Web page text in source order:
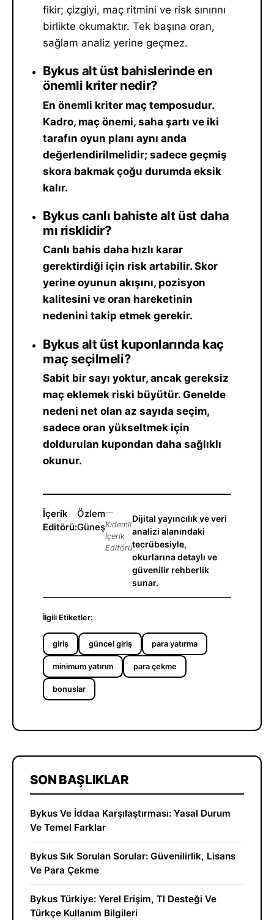
fikir; çizgiyi, maç ritmini ve risk sınırını
birlikte okumaktır. Tek başına oran,
sağlam analiz yerine geçmez.
Bykus alt üst bahislerinde en
önemli kriter nedir?
En önemli kriter maç temposudur.
Kadro, maç önemi, saha şartı ve iki
tarafın oyun planı aynı anda
değerlendirilmelidir; sadece geçmiş
skora bakmak çoğu durumda eksik
kalır.
Bykus canlı bahiste alt üst daha
mı risklidir?
Canlı bahis daha hızlı karar
gerektirdiği için risk artabilir. Skor
yerine oyunun akışını, pozisyon
kalitesini ve oran hareketinin
nedenini takip etmek gerekir.
Bykus alt üst kuponlarında kaç
maç seçilmeli?
Sabit bir sayı yoktur, ancak gereksiz
maç eklemek riski büyütür. Genelde
nedeni net olan az sayıda seçim,
sadece oran yükseltmek için
doldurulan kupondan daha sağlıklı
okunur.
İçerik
Editörü:
Özlem
Güneş
—
Kıdemli
İçerik
Editörü
Dijital yayıncılık ve veri
analizi alanındaki
tecrübesiyle,
okurlarına detaylı ve
güvenilir rehberlik
sunar.
İlgili Etiketler:
giriş güncel giriş para yatırma
minimum yatırım para çekme
bonuslar
SON BAŞLIKLAR
Bykus Ve İddaa Karşılaştırması: Yasal Durum
Ve Temel Farklar
Bykus Sık Sorulan Sorular: Güvenilirlik, Lisans
Ve Para Çekme
Bykus Türkiye: Yerel Erişim, Tl Desteği Ve
Türkçe Kullanım Bilgileri